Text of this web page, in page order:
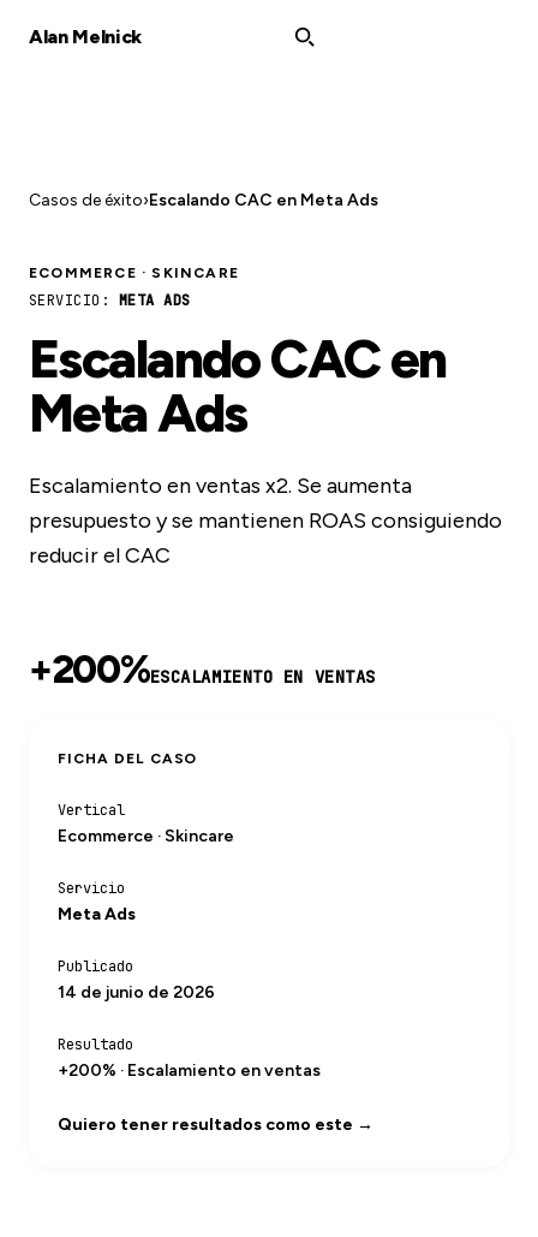
Alan Melnick
Casos de éxito›Escalando CAC en Meta Ads
ECOMMERCE · SKINCARE
SERVICIO: META ADS
Escalando CAC en
Meta Ads
Escalamiento en ventas x2. Se aumenta
presupuesto y se mantienen ROAS consiguiendo
reducir el CAC
+200%ESCALAMIENTO EN VENTAS
FICHA DEL CASO
Vertical
Ecommerce · Skincare
Servicio
Meta Ads
Publicado
14 de junio de 2026
Resultado
+200% · Escalamiento en ventas
Quiero tener resultados como este →